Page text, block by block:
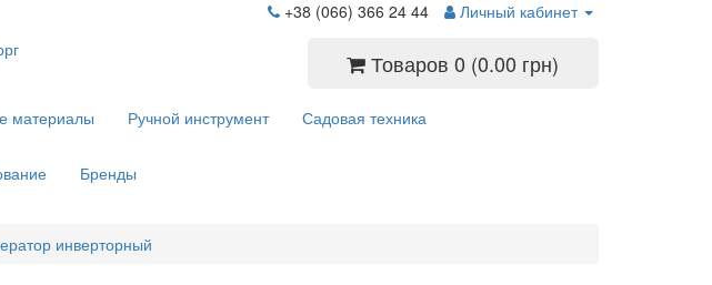
+38 (066) 366 24 44 Личный кабинет
Товаров 0 (0.00 грн)
материалы Ручной инструмент Садовая техника
Бренды
инверторный